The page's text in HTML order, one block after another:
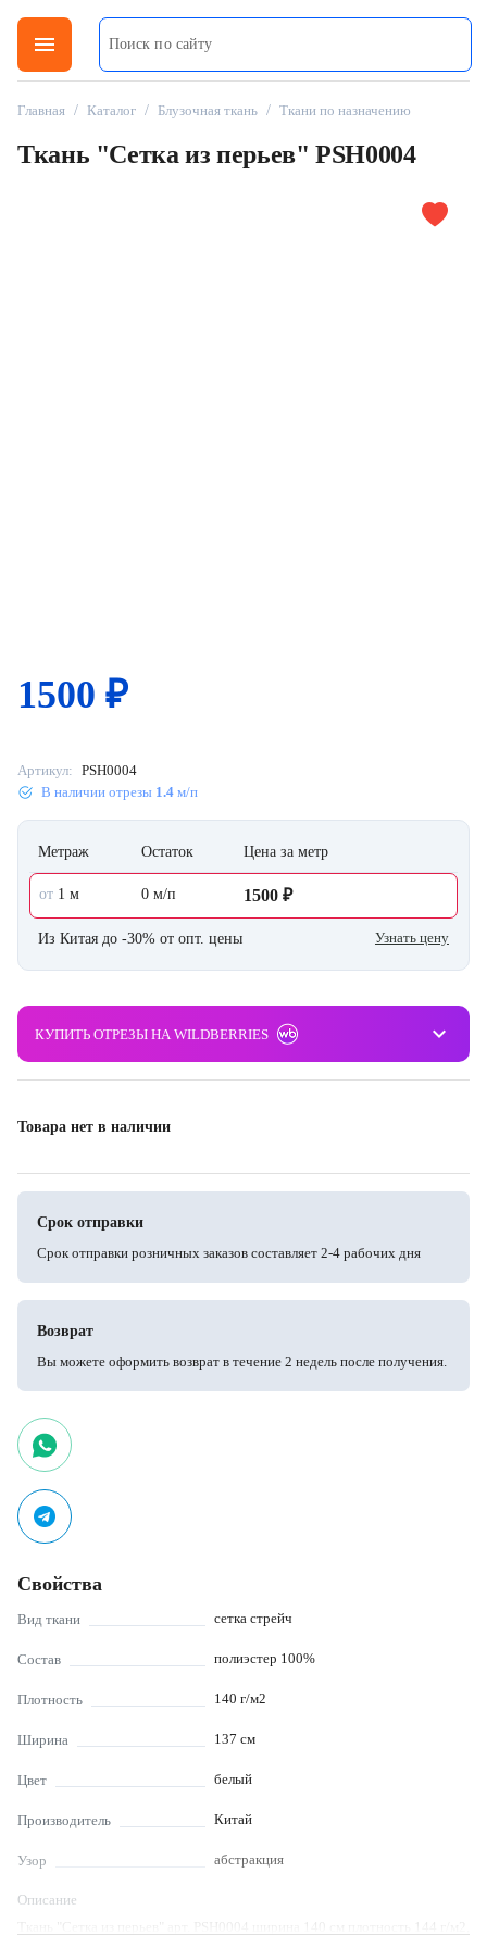
menu
Главная / Каталог / Блузочная ткань / Ткани по назначению
Ткань "Сетка из перьев" PSH0004
1500 ₽
Артикул: PSH0004
В наличии отрезы 1.4 м/п
Метраж Остаток Цена за метр
от 1 м 0 м/п 1500 ₽
Из Китая до -30% от опт. цены Узнать цену
КУПИТЬ ОТРЕЗЫ НА WILDBERRIES keyboard_arrow_down
Товара нет в наличии
Срок отправки
Срок отправки розничных заказов составляет 2-4 рабочих дня
Возврат
Вы можете оформить возврат в течение 2 недель после получения.
Свойства
Вид ткани сетка стрейч
Состав полиэстер 100%
Плотность 140 г/м2
Ширина 137 см
Цвет белый
Производитель Китай
Узор абстракция
Описание
Ткань "Сетка из перьев" арт. PSH0004 ширина 140 см плотность 144 г/м2,